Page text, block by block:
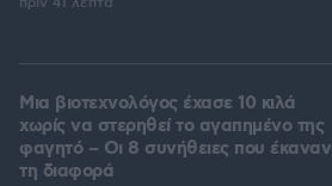
Μια βιοτεχνολόγος έχασε 10 κιλά
χωρίς να στερηθεί το αγαπημένο της
φαγητό – Οι 8 συνήθειες που έκαναν
τη διαφορά